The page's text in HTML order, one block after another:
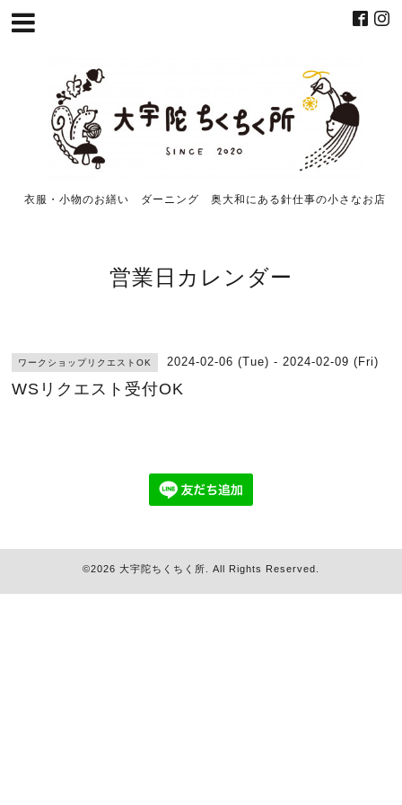
衣服・小物のお繕い ダーニング 奥大和にある針仕事の小さなお店
営業日カレンダー
ワークショップリクエストOK 2024-02-06 (Tue) - 2024-02-09 (Fri)
WSリクエスト受付OK
©2026 大宇陀ちくちく所. All Rights Reserved.